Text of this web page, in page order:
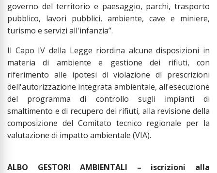
governo del territorio e paesaggio, parchi, trasporto
pubblico, lavori pubblici, ambiente, cave e miniere,
turismo e servizi all'infanzia”.
Il Capo IV della Legge riordina alcune disposizioni in
materia di ambiente e gestione dei rifiuti, con
riferimento alle ipotesi dì violazione dì prescrizioni
dell'autorizzazione integrata ambientale, all'esecuzione
del programma di controllo sugli impiantì di
smaltimento e di recupero dei rifiuti, alla revisione della
composizione del Comitato tecnico regionale per la
valutazione di impatto ambientale (VIA).
ALBO GESTORI AMBIENTALI – iscrizioni alla